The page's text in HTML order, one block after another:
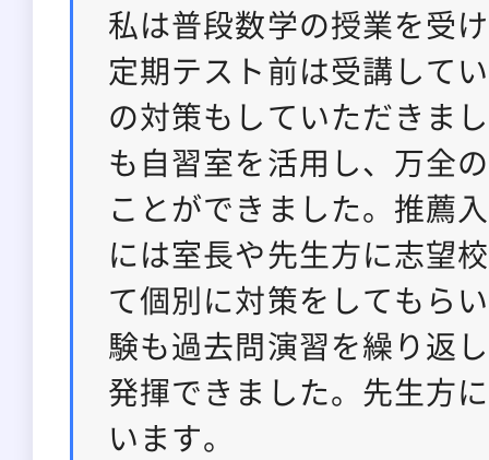
私は普段数学の授業を受
定期テスト前は受講して
の対策もしていただきま
も自習室を活用し、万全
ことができました。推薦
には室長や先生方に志望
て個別に対策をしてもら
験も過去問演習を繰り返
発揮できました。先生方
います。